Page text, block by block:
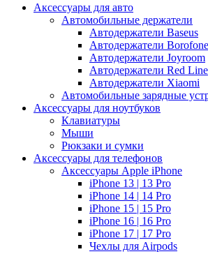
Аксессуары для авто
Автомобильные держатели
Автодержатели Baseus
Автодержатели Borofone
Автодержатели Joyroom
Автодержатели Red Line
Автодержатели Xiaomi
Автомобильные зарядные
Аксессуары для ноутбуков
Клавиатуры
Мыши
Рюкзаки и сумки
Аксессуары для телефонов
Аксессуары Apple iPhone
iPhone 13 | 13 Pro
iPhone 14 | 14 Pro
iPhone 15 | 15 Pro
iPhone 16 | 16 Pro
iPhone 17 | 17 Pro
Чехлы для Airpods